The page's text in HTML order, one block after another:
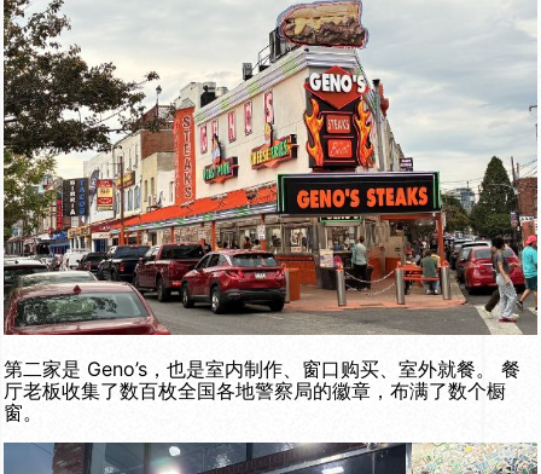
第二家是 Geno’s，也是室内制作、窗口购买、室外就餐。 餐
厅老板收集了数百枚全国各地警察局的徽章，布满了数个橱
窗。